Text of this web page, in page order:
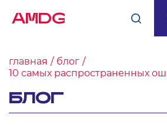
AMDG
главная
блог
10 самых распространенных
БЛОГ